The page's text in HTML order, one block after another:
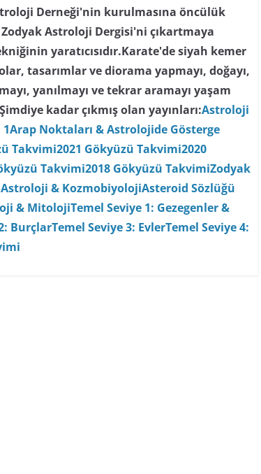
Derneği'nin kurulmasına öncülük
Astroloji Dergisi'ni çıkartmaya
yaratıcısıdır.Karate'de siyah kemer
tasarımlar ve diorama yapmayı, doğayı,
yanılmayı ve tekrar aramayı yaşam
Şimdiye kadar çıkmış olan yayınları:Astroloji
1Arap Noktaları & Astrolojide Gösterge
Takvimi2021 Gökyüzü Takvimi2020
Takvimi2018 Gökyüzü TakvimiZodyak
& KozmobiyolojiAsteroid Sözlüğü
& MitolojiTemel Seviye 1: Gezegenler &
BurçlarTemel Seviye 3: EvlerTemel Seviye 4: